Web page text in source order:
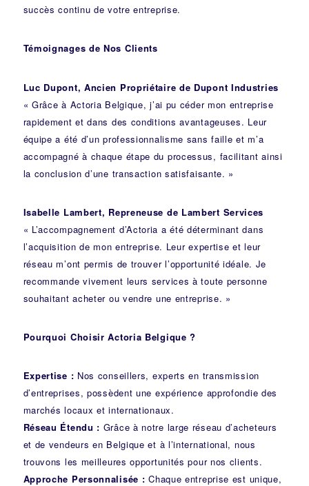
succès continu de votre entreprise.
Témoignages de Nos Clients
Luc Dupont, Ancien Propriétaire de Dupont Industries
« Grâce à Actoria Belgique, j’ai pu céder mon entreprise
rapidement et dans des conditions avantageuses. Leur
équipe a été d’un professionnalisme sans faille et m’a
accompagné à chaque étape du processus, facilitant ainsi
la conclusion d’une transaction satisfaisante. »
Isabelle Lambert, Repreneuse de Lambert Services
« L’accompagnement d’Actoria a été déterminant dans
l’acquisition de mon entreprise. Leur expertise et leur
réseau m’ont permis de trouver l’opportunité idéale. Je
recommande vivement leurs services à toute personne
souhaitant acheter ou vendre une entreprise. »
Pourquoi Choisir Actoria Belgique ?
Expertise : Nos conseillers, experts en transmission
d’entreprises, possèdent une expérience approfondie des
marchés locaux et internationaux.
Réseau Étendu : Grâce à notre large réseau d’acheteurs
et de vendeurs en Belgique et à l’international, nous
trouvons les meilleures opportunités pour nos clients.
Approche Personnalisée : Chaque entreprise est unique,